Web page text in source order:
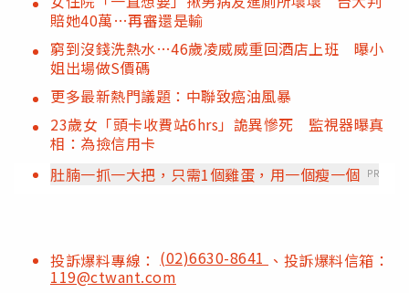
賠她40萬…再審還是輸
窮到沒錢洗熱水…46歲凌威威重回酒店上班 曝小
姐出場做S價碼
更多最新熱門議題：中聯致癌油風暴
23歲女「頭卡收費站6hrs」詭異慘死 監視器曝真
相：為撿信用卡
肚腩一抓一大把，只需1個雞蛋，用一個瘦一個 PR
投訴爆料專線： (02)6630-8641 、投訴爆料信箱：
119@ctwant.com